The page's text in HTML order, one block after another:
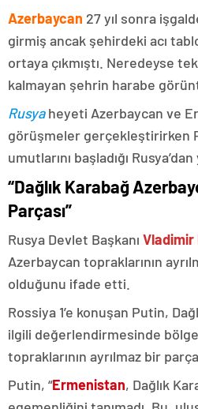
Azerbaycan 27 yıl sonra
girmiş ancak şehirdeki acı
ortaya çıkmıştı. Neredeyse
kalmayan şehrin harabe
Rusyaheyeti Azerbaycan ve
görüşmeler gerçekleştirirken
umutlarını başladığı
“Dağlık Karabağ
Parçası”
Rusya Devlet Başkanı Vladimir
Azerbaycan topraklarının
olduğunu ifade etti.
Rossiya 1’e konuşan Putin,
ilgili değerlendirmesinde
topraklarının ayrılmaz bir
Putin, “Ermenistan, Dağlık